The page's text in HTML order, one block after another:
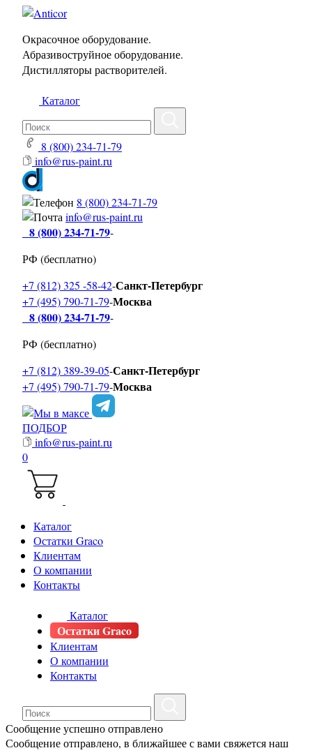
Окрасочное оборудование.
Абразивоструйное оборудование.
Дистилляторы растворителей.
Каталог
8 (800) 234-71-79
info@rus-paint.ru
8 (800) 234-71-79
info@rus-paint.ru
8 (800) 234-71-79-
РФ (бесплатно)
+7 (812) 325 -58-42-Санкт-Петербург
+7 (495) 790-71-79-Москва
8 (800) 234-71-79-
РФ (бесплатно)
+7 (812) 389-39-05-Санкт-Петербург
+7 (495) 790-71-79-Москва
ПОДБОР
info@rus-paint.ru
0
Каталог
Остатки Graco
Клиентам
О компании
Контакты
Каталог
Остатки Graco
Клиентам
О компании
Контакты
Сообщение успешно отправлено
Сообщение отправлено, в ближайшее с вами свяжется наш